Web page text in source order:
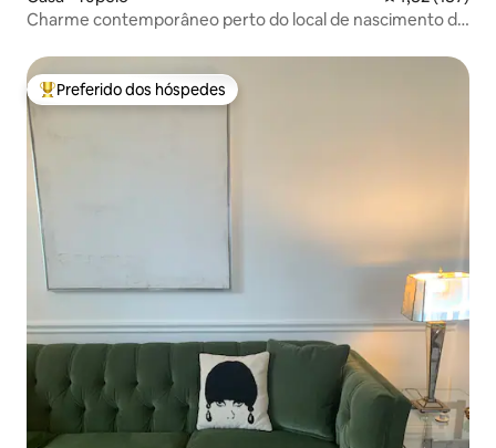
Charme contemporâneo perto do local de nascimento de
Entre os melhores preferidos dos hóspedes
Preferido dos hóspedes